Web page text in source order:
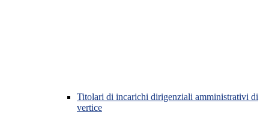
Titolari di incarichi dirigenziali amministrativi di
vertice